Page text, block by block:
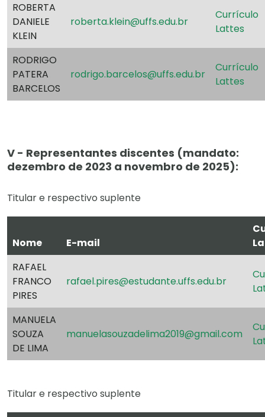
ROBERTA
DANIELE
KLEIN
roberta.klein@uffs.edu.br
Currículo
Lattes
RODRIGO
PATERA
BARCELOS
rodrigo.barcelos@uffs.edu.br
Currículo
Lattes
V - Representantes discentes (mandato:
dezembro de 2023 a novembro de 2025):
Titular e respectivo suplente
Nome E-mail
RAFAEL
FRANCO
PIRES
rafael.pires@estudante.uffs.edu.br
MANUELA
SOUZA
DE LIMA
manuelasouzadelima2019@gmail.com
Titular e respectivo suplente